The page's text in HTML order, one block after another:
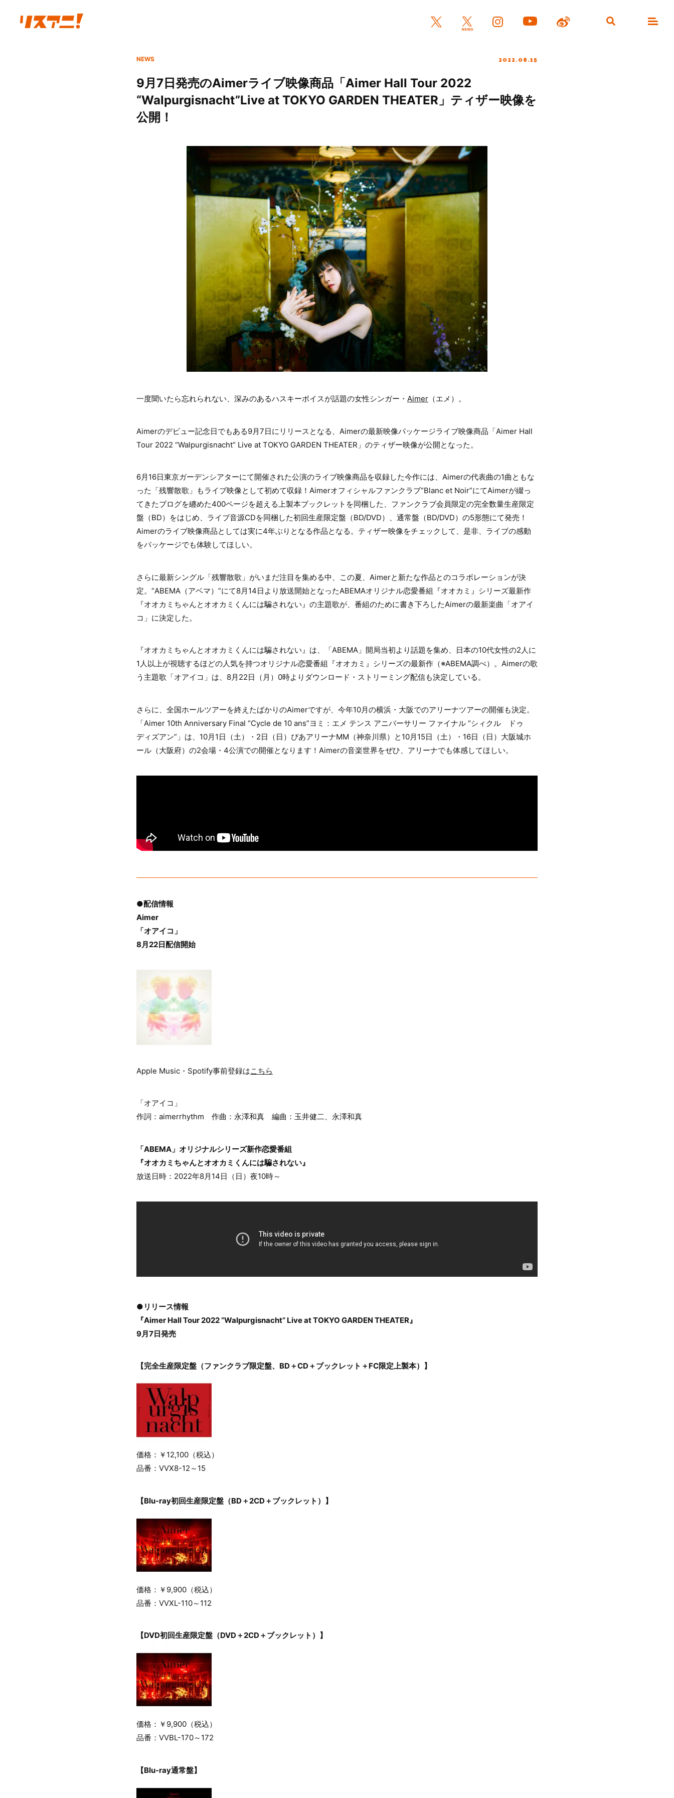
NEWS 2022.08.15
9月7日発売のAimerライブ映像商品「Aimer Hall Tour 2022
“Walpurgisnacht”Live at TOKYO GARDEN THEATER」ティザー映像を
公開！
一度聞いたら忘れられない、深みのあるハスキーボイスが話題の女性シンガー・ Aimer （エメ）。
Aimerのデビュー記念日でもある9月7日にリリースとなる、Aimerの最新映像パッケージライブ映像商品「Aimer Hall
Tour 2022 “Walpurgisnacht” Live at TOKYO GARDEN THEATER」のティザー映像が公開となった。
6月16日東京ガーデンシアターにて開催された公演のライブ映像商品を収録した今作には、Aimerの代表曲の1曲ともな
った「残響散歌」もライブ映像として初めて収録！Aimerオフィシャルファンクラブ“Blanc et Noir”にてAimerが綴っ
てきたブログを纏めた400ページを超える上製本ブックレットを同梱した、ファンクラブ会員限定の完全数量生産限定
盤（BD）をはじめ、ライブ音源CDを同梱した初回生産限定盤（BD/DVD）、通常盤（BD/DVD）の5形態にて発売！
Aimerのライブ映像商品としては実に4年ぶりとなる作品となる。ティザー映像をチェックして、是非、ライブの感動
をパッケージでも体験してほしい。
さらに最新シングル「残響散歌」がいまだ注目を集める中、この夏、Aimerと新たな作品とのコラボレーションが決
定。“ABEMA（アベマ）”にて8月14日より放送開始となったABEMAオリジナル恋愛番組『オオカミ』シリーズ最新作
『オオカミちゃんとオオカミくんには騙されない』の主題歌が、番組のために書き下ろしたAimerの最新楽曲「オアイ
コ」に決定した。
『オオカミちゃんとオオカミくんには騙されない』は、「ABEMA」開局当初より話題を集め、日本の10代女性の2人に
1人以上が視聴するほどの人気を持つオリジナル恋愛番組『オオカミ』シリーズの最新作（※ABEMA調べ）。Aimerの歌
う主題歌「オアイコ」は、8月22日（月）0時よりダウンロード・ストリーミング配信も決定している。
さらに、全国ホールツアーを終えたばかりのAimerですが、今年10月の横浜・大阪でのアリーナツアーの開催も決定。
「Aimer 10th Anniversary Final “Cycle de 10 ans”ヨミ：エメ テンス アニバーサリー ファイナル “シィクル ドゥ
ディズアン”」は、10月1日（土）・2日（日）ぴあアリーナMM（神奈川県）と10月15日（土）・16日（日）大阪城ホ
ール（大阪府）の2会場・4公演での開催となります！Aimerの音楽世界をぜひ、アリーナでも体感してほしい。
●配信情報
Aimer
「オアイコ」
8月22日配信開始
Apple Music・Spotify事前登録はこちら
「オアイコ」
作詞：aimerrhythm 作曲：永澤和真 編曲：玉井健二、永澤和真
「ABEMA」オリジナルシリーズ新作恋愛番組
『オオカミちゃんとオオカミくんには騙されない』
放送日時：2022年8月14日（日）夜10時～
●リリース情報
『Aimer Hall Tour 2022 “Walpurgisnacht” Live at TOKYO GARDEN THEATER』
9月7日発売
【完全生産限定盤（ファンクラブ限定盤、BD＋CD＋ブックレット＋FC限定上製本）】
価格：￥12,100（税込）
品番：VVX8-12～15
【Blu-ray初回生産限定盤（BD＋2CD＋ブックレット）】
価格：￥9,900（税込）
品番：VVXL-110～112
【DVD初回生産限定盤（DVD＋2CD＋ブックレット）】
価格：￥9,900（税込）
品番：VVBL-170～172
【Blu-ray通常盤】